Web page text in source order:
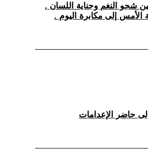
شجو النغم وجناية اللسان ,
الأمس إلى مكابرة اليوم .